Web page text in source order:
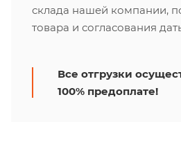
склада нашей компании,
товара и согласования
Все отгрузки
100% предоплате!